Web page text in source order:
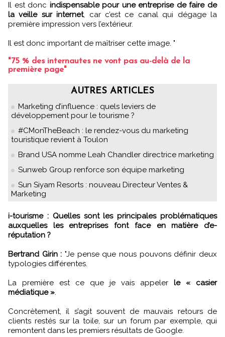
Il est donc indispensable pour une entreprise de faire de
la veille sur internet, car c’est ce canal qui dégage la
première impression vers l’extérieur.
Il est donc important de maîtriser cette image. "
"75 % des internautes ne vont pas au-delà de la
première page"
AUTRES ARTICLES
Marketing d’influence : quels leviers de
développement pour le tourisme ?
#CMonTheBeach : le rendez-vous du marketing
touristique revient à Toulon
Brand USA nomme Leah Chandler directrice marketing
Sunweb Group renforce son équipe marketing
Sun Siyam Resorts : nouveau Directeur Ventes &
Marketing
i-tourisme : Quelles sont les principales problématiques
auxquelles les entreprises font face en matière d’e-
réputation ?
Bertrand Girin : "Je pense que nous pouvons définir deux
typologies différentes.
La première est ce que je vais appeler le « casier
médiatique ».
Concrètement, il s’agit souvent de mauvais retours de
clients restés sur la toile, sur un forum par exemple, qui
remontent dans les premiers résultats de Google.